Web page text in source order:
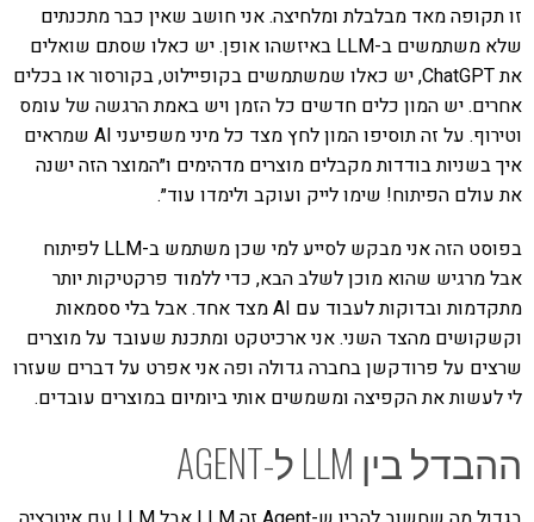
זו תקופה מאד מבלבלת ומלחיצה. אני חושב שאין כבר מתכנתים
שלא משתמשים ב-LLM באיזשהו אופן. יש כאלו שסתם שואלים
את ChatGPT, יש כאלו שמשתמשים בקופיילוט, בקורסור או בכלים
אחרים. יש המון כלים חדשים כל הזמן ויש באמת הרגשה של עומס
וטירוף. על זה תוסיפו המון לחץ מצד כל מיני משפיעני AI שמראים
איך בשניות בודדות מקבלים מוצרים מדהימים ו״המוצר הזה ישנה
את עולם הפיתוח! שימו לייק ועוקב ולימדו עוד״.
בפוסט הזה אני מבקש לסייע למי שכן משתמש ב-LLM לפיתוח
אבל מרגיש שהוא מוכן לשלב הבא, כדי ללמוד פרקטיקות יותר
מתקדמות ובדוקות לעבוד עם AI מצד אחד. אבל בלי ססמאות
וקשקושים מהצד השני. אני ארכיטקט ומתכנת שעובד על מוצרים
שרצים על פרודקשן בחברה גדולה ופה אני אפרט על דברים שעזרו
לי לעשות את הקפיצה ומשמשים אותי ביומיום במוצרים עובדים.
ההבדל בין LLM ל-AGENT